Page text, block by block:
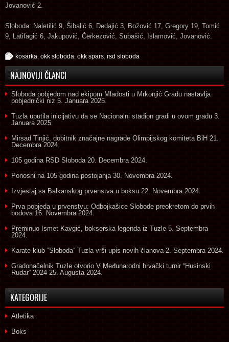
Jovanović 2.
Sloboda: Naletilić 9, Šibalić 6, Dedajić 3, Božović 17, Gregory 19, Tomić
9, Latifagić 6, Jakupović, Čerkezović, Subašić, Islamović, Jovanović.
kosarka okk sloboda okk spars rsd sloboda
NAJNOVIJI ČLANCI
Sloboda pobjedom nad ekipom Mladosti u Mrkonjić Gradu nastavlja
pobjednički niz 5. Januara 2025.
Tuzla uputila inicijativu da se Nacionalni stadion gradi u ovom gradu 3.
Januara 2025.
Mirsad Tinjić, dobitnik značajne nagrade Olimpijskog komiteta BiH 21.
Decembra 2024.
105 godina RSD Sloboda 20. Decembra 2024.
Ponosni na 105 godina postojanja 30. Novembra 2024.
Izvjestaj sa Balkanskog prvenstva u boksu 22. Novembra 2024.
Prva pobjeda u prvenstvu: Odbojkašice Slobode preokretom do prvih
bodova 16. Novembra 2024.
Preminuo Ismet Kavgić, bokserska legenda iz Tuzle 5. Septembra
2024.
Karate klub ˝Sloboda˝ Tuzla vrši upis novih članova 2. Septembra 2024.
Gradonačelnik Tuzle otvorio V Međunarodni hrvački turnir “Husinski
Rudar” 2024 25. Augusta 2024.
KATEGORIJE
Atletika
Boks